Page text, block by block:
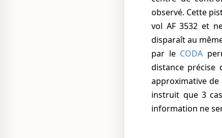
observé. Cette
vol AF 3532 et
disparaît au
par le CODA
distance
approximative
instruit que 3
information ne